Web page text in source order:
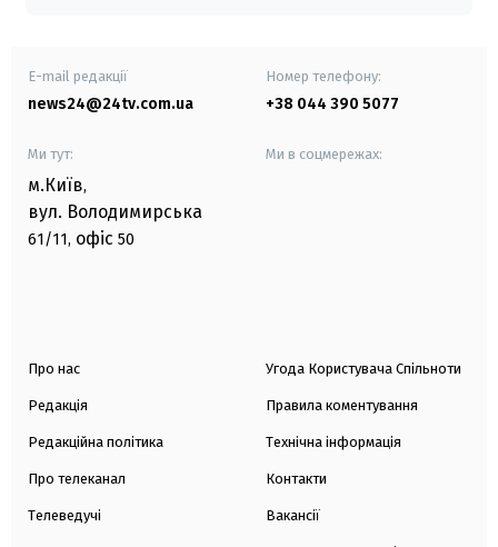
E-mail редакції
news24@24tv.com.ua
Номер телефону:
+38 044 390 5077
Ми тут:
м.Київ,
вул. Володимирська
61/11, офіс 50
Ми в соцмережах:
Про нас
Редакція
Редакційна політика
Про телеканал
Телеведучі
Угода Користувача Спільноти
Правила коментування
Технічна інформація
Контакти
Вакансії